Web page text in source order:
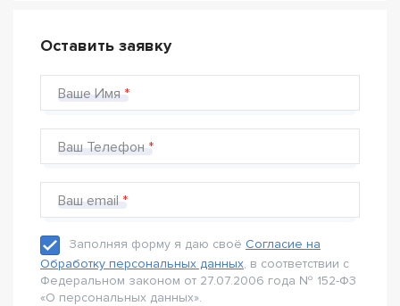
Оставить заявку
Ваше Имя
Ваш Телефон
Ваш email
Заполняя форму я даю своё Согласие на
Обработку персональных данных, в соответствии с
Федеральном законом от 27.07.2006 года № 152-Ф3
«О персональных данных».